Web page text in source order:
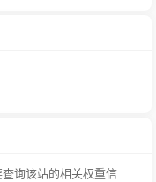
询该站的相关权重信